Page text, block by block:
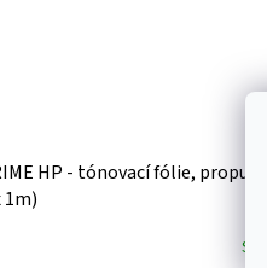
HP - tónovací fólie,
1m)